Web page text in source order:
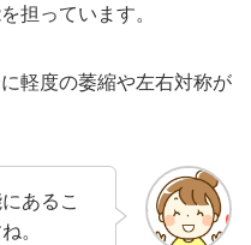
担っています。
軽度の萎縮や左右対称が
あるこ
。